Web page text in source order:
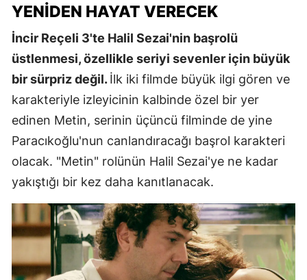
YENIDEN HAYAT VERECEK
İncir Reçeli 3'te Halil Sezai'nin başrolü
üstlenmesi, özellikle seriyi sevenler için büyük
bir sürpriz değil.İlk iki filmde büyük ilgi gören ve
karakteriyle izleyicinin kalbinde özel bir yer
edinen Metin, serinin üçüncü filminde de yine
Paracıkoğlu'nun canlandıracağı başrol karakteri
olacak. "Metin" rolünün Halil Sezai'ye ne kadar
yakıştığı bir kez daha kanıtlanacak.